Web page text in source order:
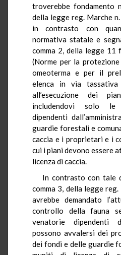
troverebbe fondamento
della legge reg. Marche
in contrasto con
normativa statale e
comma 2, della legge 11
(Norme per la
omeoterma e per il
elenca in via
all’esecuzione dei
includendovi solo le
dipendenti
guardie forestali e
caccia e i proprietari e i
cui i piani devono essere
licenza di caccia.
In contrasto con tale
comma 3, della legge
avrebbe demandato
controllo della fauna
venatorie dipendenti
possono avvalersi dei
dei fondi e delle guardie